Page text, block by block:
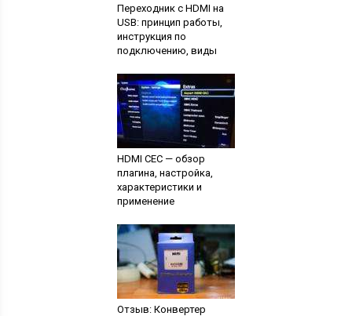
Переходник с HDMI на
USB: принцип работы,
инструкция по
подключению, виды
HDMI CEC — обзор
плагина, настройка,
характеристики и
применение
Отзыв: Конвертер